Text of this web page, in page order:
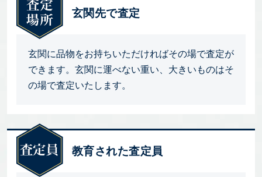
玄関先で査定
玄関に品物をお持ちいただければその場で査定が
できます。玄関に運べない重い、大きいものはそ
の場で査定いたします。
教育された査定員